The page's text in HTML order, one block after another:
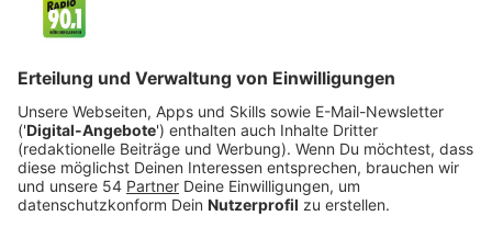
Man fährt fast brandneue elektrische Gokarts, die erst
seit kurzer Zeit im Einsatz sind. Bis zu 40 km/h
schaffen die Elektro Gokarts. Dadurch, dass man sehr
tief sitzt, nur wenige Zentimeter über dem Boden,